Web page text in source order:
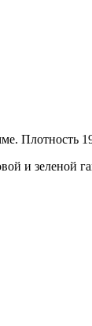
Плотность
и зеленой